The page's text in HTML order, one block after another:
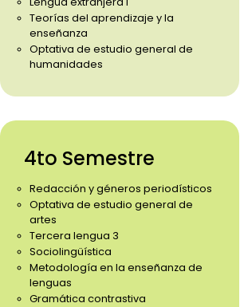
Teorías del aprendizaje y la
enseñanza
Optativa de estudio general de
humanidades
4to Semestre
Redacción y géneros periodísticos
Optativa de estudio general de
artes
Tercera lengua 3
Sociolingüística
Metodología en la enseñanza de
lenguas
Gramática contrastiva